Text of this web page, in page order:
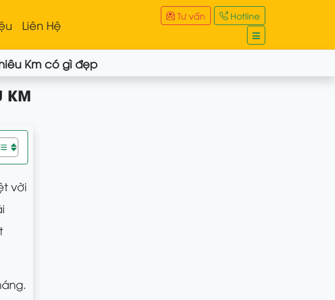
Liên Hệ
Tư vấn Hotline
Km có gì đẹp
KM
vời